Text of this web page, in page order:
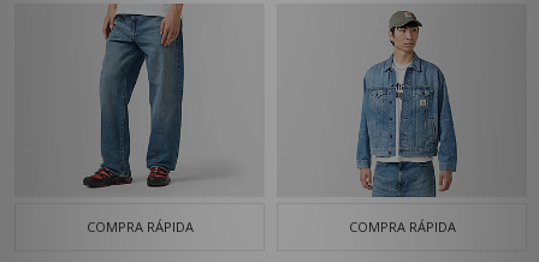
COMPRA RÁPIDA COMPRA RÁPIDA